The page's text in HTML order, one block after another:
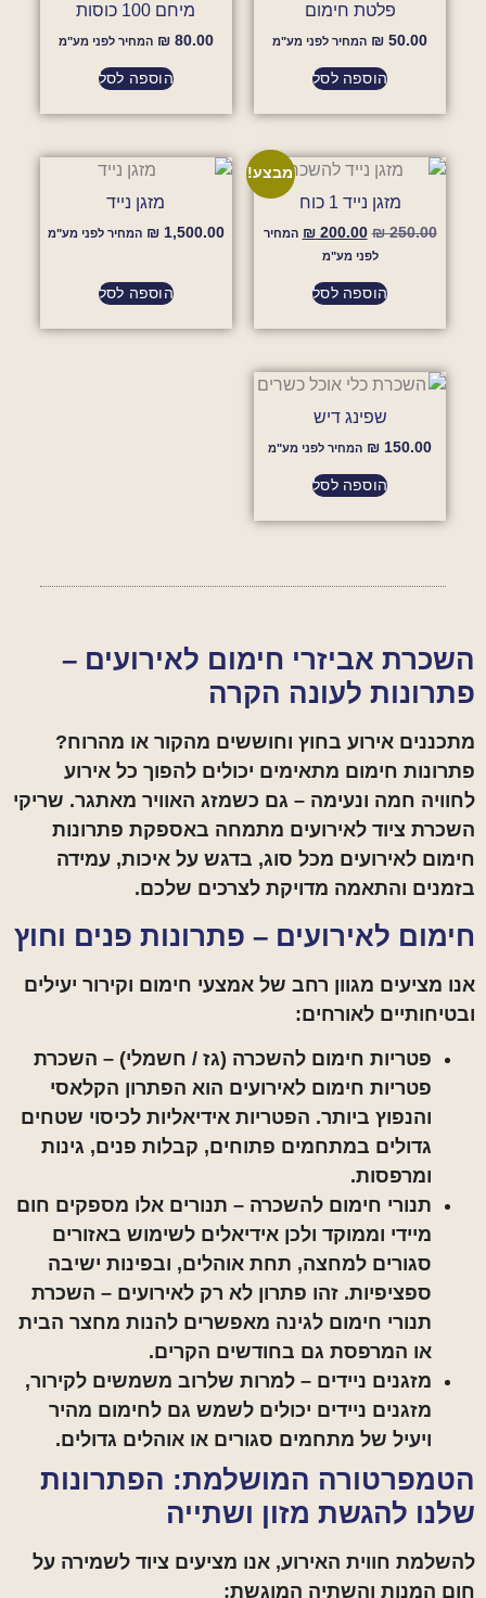
פלטת חימום
₪ 50.00 המחיר לפני מע"מ
הוספה לסל
מיחם 100 כוסות
₪80.00 המחיר לפני מע"מ
הוספה לסל
מבצע!
מזגן נייד 1 כוח
₪250.00
₪200.00
המחיר
לפני מע"מ
הוספה לסל
מזגן נייד
₪1,500.00 המחיר לפני מע"מ
הוספה לסל
שפינג דיש
₪ 150.00 המחיר לפני מע"מ
הוספה לסל
השכרת אביזרי חימום לאירועים –
פתרונות לעונה הקרה
מתכננים אירוע בחוץ וחוששים מהקור או מהרוח?
פתרונות חימום מתאימים יכולים להפוך כל אירוע
לחוויה חמה ונעימה – גם כשמזג האוויר מאתגר. שריקי
השכרת ציוד לאירועים מתמחה באספקת פתרונות
חימום לאירועים מכל סוג, בדגש על איכות, עמידה
בזמנים והתאמה מדויקת לצרכים שלכם.
חימום לאירועים – פתרונות פנים וחוץ
אנו מציעים מגוון רחב של אמצעי חימום וקירור יעילים
ובטיחותיים לאורחים:
פטריות חימום להשכרה (גז / חשמלי) – השכרת
פטריות חימום לאירועים הוא הפתרון הקלאסי
והנפוץ ביותר. הפטריות אידיאליות לכיסוי שטחים
גדולים במתחמים פתוחים, קבלות פנים, גינות
ומרפסות.
תנורי חימום להשכרה – תנורים אלו מספקים חום
מיידי וממוקד ולכן אידיאלים לשימוש באזורים
סגורים למחצה, תחת אוהלים, ובפינות ישיבה
ספציפיות. זהו פתרון לא רק לאירועים – השכרת
תנורי חימום לגינה מאפשרים להנות מחצר הבית
או המרפסת גם בחודשים הקרים.
מזגנים ניידים – למרות שלרוב משמשים לקירור,
מזגנים ניידים יכולים לשמש גם לחימום מהיר
ויעיל של מתחמים סגורים או אוהלים גדולים.
הטמפרטורה המושלמת: הפתרונות
שלנו להגשת מזון ושתייה
להשלמת חווית האירוע, אנו מציעים ציוד לשמירה על
חום המנות והשתיה המוגשת: